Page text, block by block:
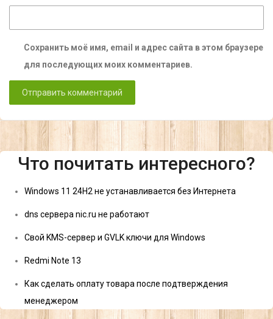
Сохранить моё имя, email и адрес сайта в этом браузере
для последующих моих комментариев.
Что почитать интересного?
Windows 11 24H2 не устанавливается без Интернета
dns сервера nic.ru не работают
Свой KMS-сервер и GVLK ключи для Windows
Redmi Note 13
Как сделать оплату товара после подтверждения
менеджером